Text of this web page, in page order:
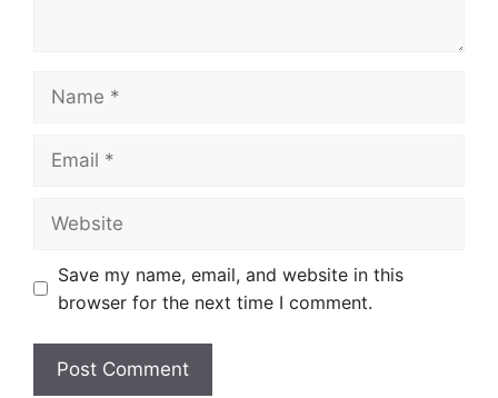
Save my name, email, and website in this
browser for the next time I comment.